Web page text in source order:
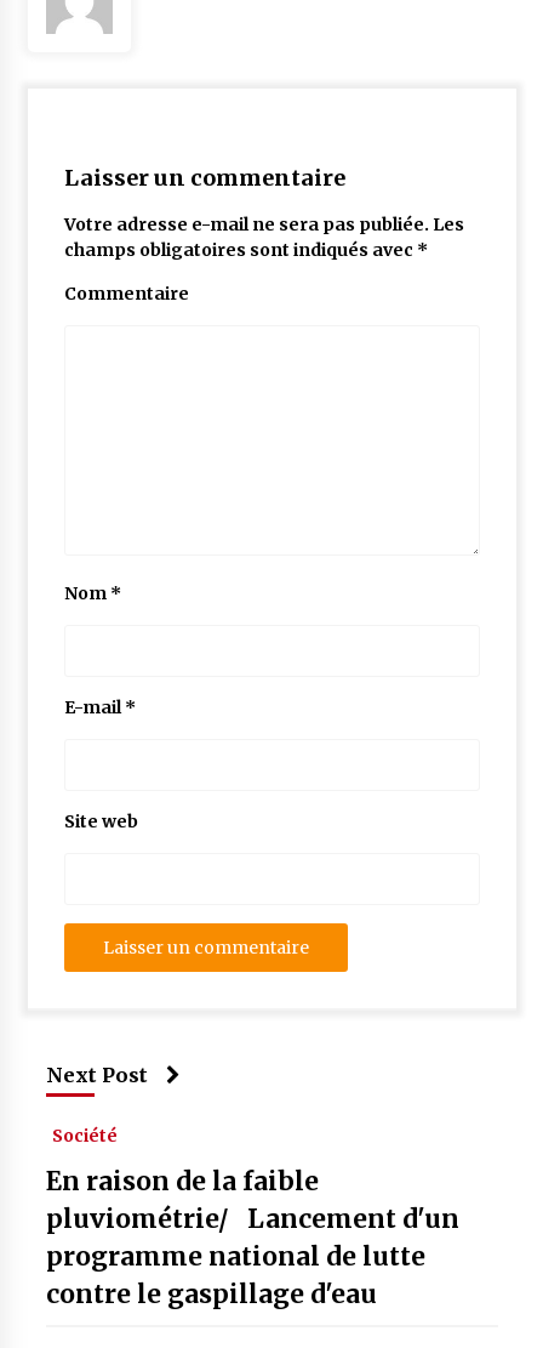
Laisser un commentaire
Votre adresse e-mail ne sera pas publiée. Les
champs obligatoires sont indiqués avec *
Commentaire
Nom *
E-mail*
Site web
Next Post
Société
En raison de la faible
pluviométrie/ Lancement d'un
programme national de lutte
contre le gaspillage d'eau